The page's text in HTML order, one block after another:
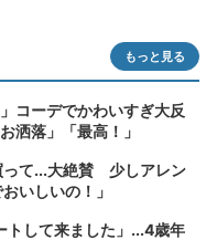
もっと見る
コーデでかわいすぎ大反
洒落」「最高！」
って...大絶賛 少しアレン
いしいの！」
トして来ました」...4歳年